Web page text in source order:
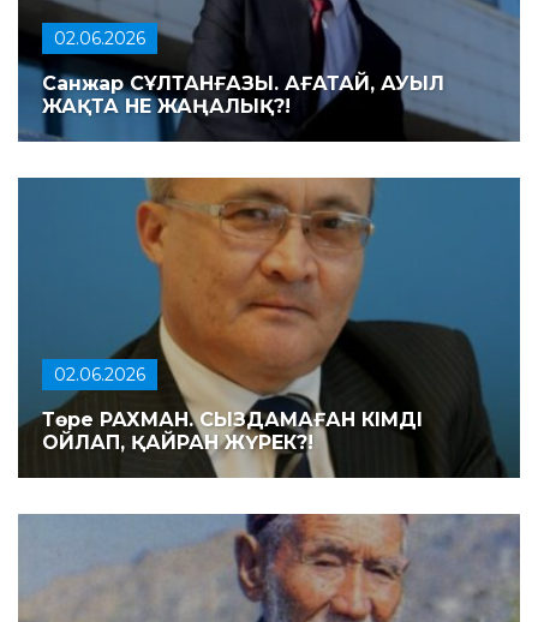
02.06.2026
Санжар СҰЛТАНҒАЗЫ. АҒАТАЙ, АУЫЛ
ЖАҚТА НЕ ЖАҢАЛЫҚ?!
02.06.2026
Төре РАХМАН. СЫЗДАМАҒАН КІМДІ
ОЙЛАП, ҚАЙРАН ЖҮРЕК?!